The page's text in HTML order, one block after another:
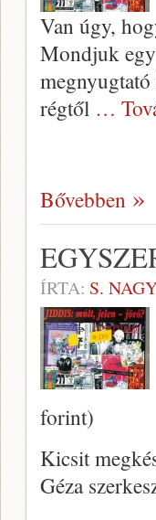
Van úgy,
Mondjuk
régtől …
Bővebben
ÍRTA: S.
forint)
Kicsit
Géza